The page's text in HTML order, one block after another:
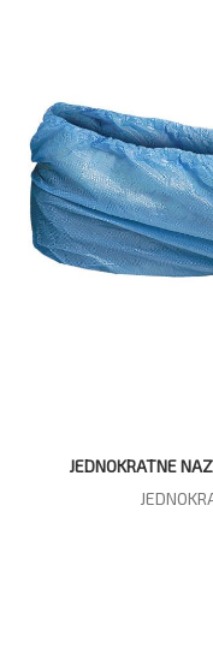
JEDNOKRATNE